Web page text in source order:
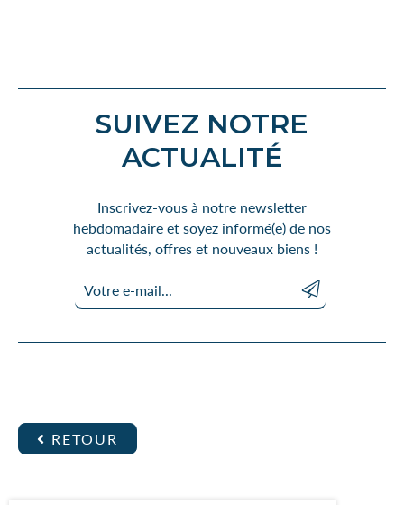
SUIVEZ NOTRE
ACTUALITÉ
Inscrivez-vous à notre newsletter
hebdomadaire et soyez informé(e) de nos
actualités, offres et nouveaux biens !
Votre e-mail *
Envoyer
RETOUR